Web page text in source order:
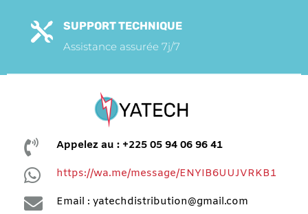

SUPPORT TECHNIQUE
Assistance assurée 7j/7
 Appelez au : +225 05 94 06 96 41
 https://wa.me/message/ENYIB6UUJVRKB1
 Email : yatechdistribution@gmail.com